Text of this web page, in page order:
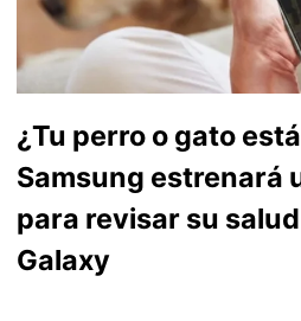
¿Tu perro o gato
Samsung estrenará
para revisar su
Galaxy